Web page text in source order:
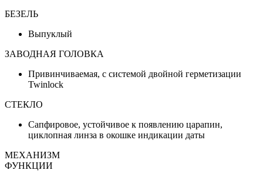
БЕЗЕЛЬ
Выпуклый
ЗАВОДНАЯ ГОЛОВКА
Привинчиваемая, с системой двойной герметизации
Twinlock
СТЕКЛО
Сапфировое, устойчивое к появлению царапин,
циклопная линза в окошке индикации даты
МЕХАНИЗМ
ФУНКЦИИ